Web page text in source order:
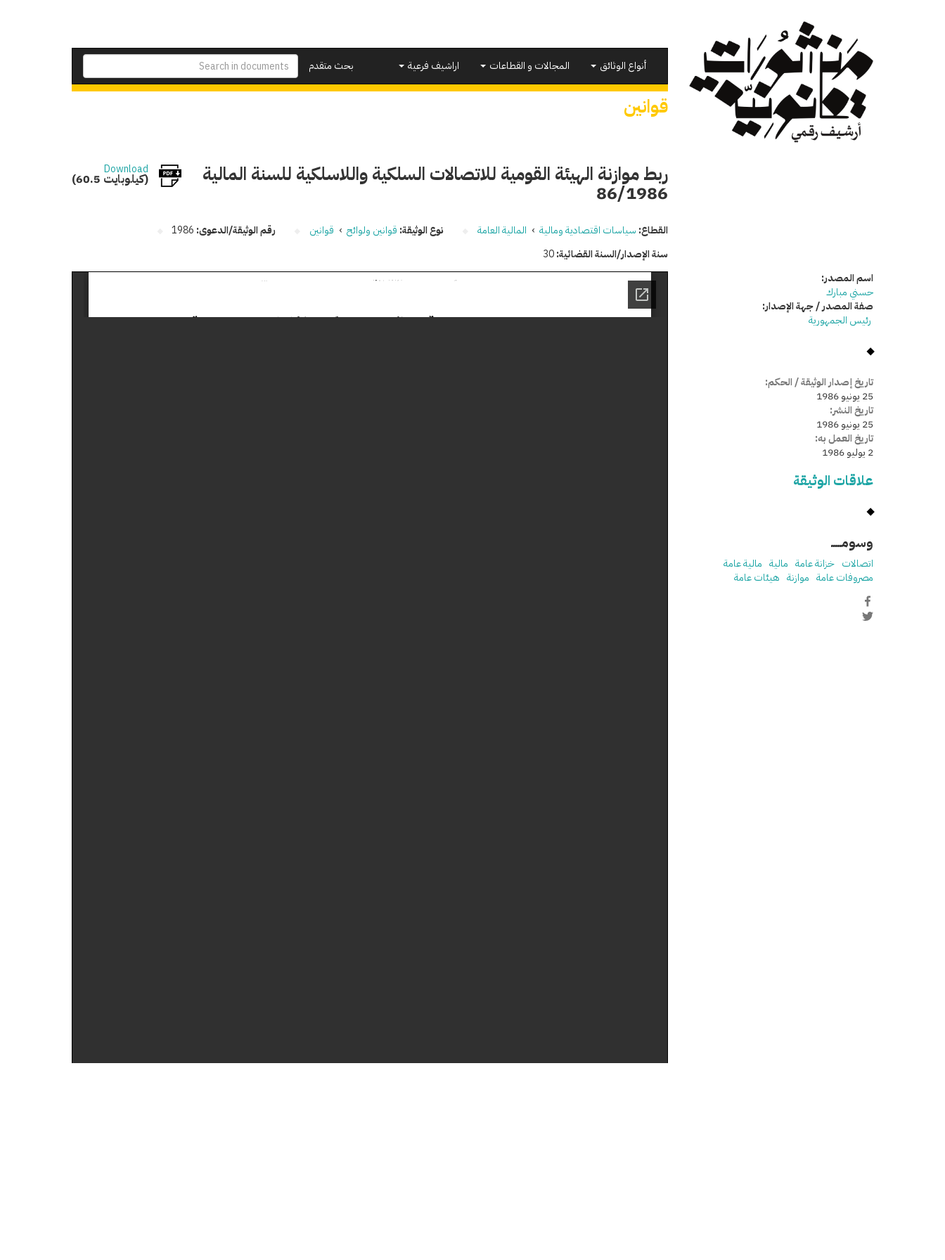
بحث متقدم
أنواع الوثائق المجالات و القطاعات اراشيف فرعية
قوانين
ربط موازنة الهيئة القومية للاتصالات السلكية واللاسلكية للسنة المالية
86/1986
Download
(60.5 كيلوبايت)
القطاع: سياسات اقتصادية ومالية › المالية العامة نوع الوثيقة: قوانين ولوائح › قوانين رقم الوثيقة/الدعوى: 1986
سنة الإصدار/السنة القضائية:30
اسم المصدر:
حسني مبارك
صفة المصدر / جهة الإصدار:
رئيس الجمهورية
تاريخ إصدار الوثيقة / الحكم:
25 يونيو 1986
تاريخ النشر:
25 يونيو 1986
تاريخ العمل به:
2 يوليو 1986
علاقات الوثيقة
وسومـــــ
اتصالات خزانة عامة مالية مالية عامة
مصروفات عامة موازنة هيئات عامة